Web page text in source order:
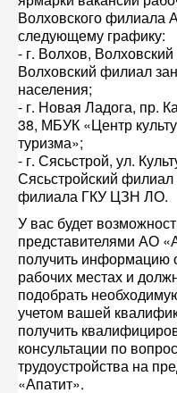
Волховского филиала
следующему графику:
- г. Волхов, Волховский
Волховский филиал
населения;
- г. Новая Ладога, пр.
38, МБУК «Центр
туризма»;
- г. Сясьстрой, ул.
Сясьстройский филиал
филиала ГКУ ЦЗН ЛО.
У вас будет
представителями АО
получить информацию
рабочих местах и
подобрать
учетом вашей
получить
консультации по
трудоустройства на
«Апатит».